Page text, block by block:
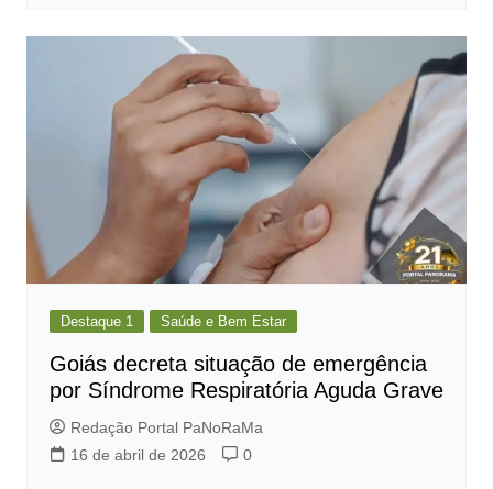
Destaque 1 Saúde e Bem Estar
Goiás decreta situação de emergência
por Síndrome Respiratória Aguda Grave
Redação Portal PaNoRaMa
16 de abril de 2026
0